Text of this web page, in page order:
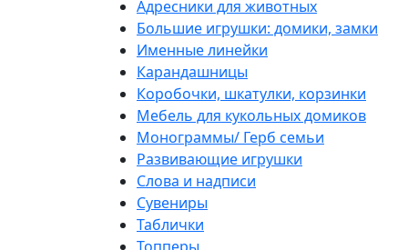
Адресники для животных
Большие игрушки: домики, замки
Именные линейки
Карандашницы
Коробочки, шкатулки, корзинки
Мебель для кукольных домиков
Монограммы/ Герб семьи
Развивающие игрушки
Слова и надписи
Сувениры
Таблички